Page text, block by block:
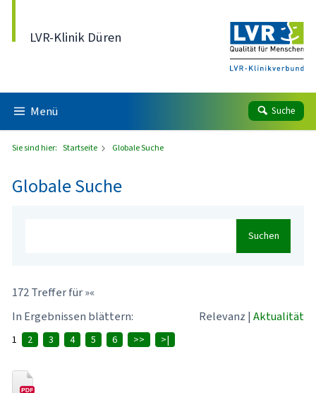
LVR-Klinik Düren
Menü Suche
Sie sind hier: Startseite Globale Suche
Globale Suche
Suchen
172 Treffer für »«
In Ergebnissen blättern:
Relevanz | Aktualität
1 2 3 4 5 6 >> >|